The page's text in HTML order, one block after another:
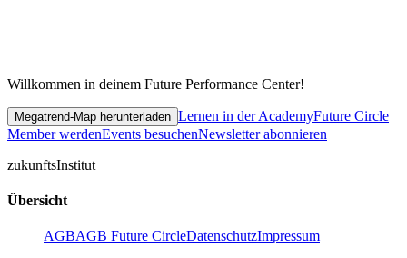
Willkommen in deinem Future Performance Center!
Megatrend-Map herunterladen Lernen in der AcademyFuture Circle
Member werdenEvents besuchenNewsletter abonnieren
zukunftsInstitut
Übersicht
AGBAGB Future CircleDatenschutzImpressum